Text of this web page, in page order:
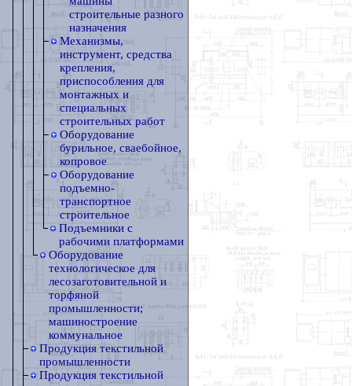
строительные разного
назначения
Механизмы,
инструмент, средства
крепления,
приспособления для
монтажных и
специальных
строительных работ
Оборудование
бурильное, сваебойное,
копровое
Оборудование
подъемно-
транспортное
строительное
Подъемники с
рабочими платформами
Оборудование
технологическое для
лесозаготовительной и
торфяной
промышленности;
машиностроение
коммунальное
Продукция текстильной
промышленности
Продукция текстильной